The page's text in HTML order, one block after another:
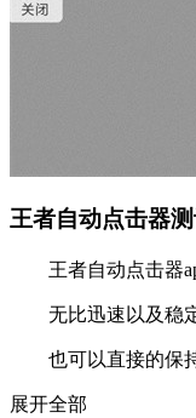
王者自动点击器测
王者自动点击器
无比迅速以及稳定
也可以直接的保持
展开全部